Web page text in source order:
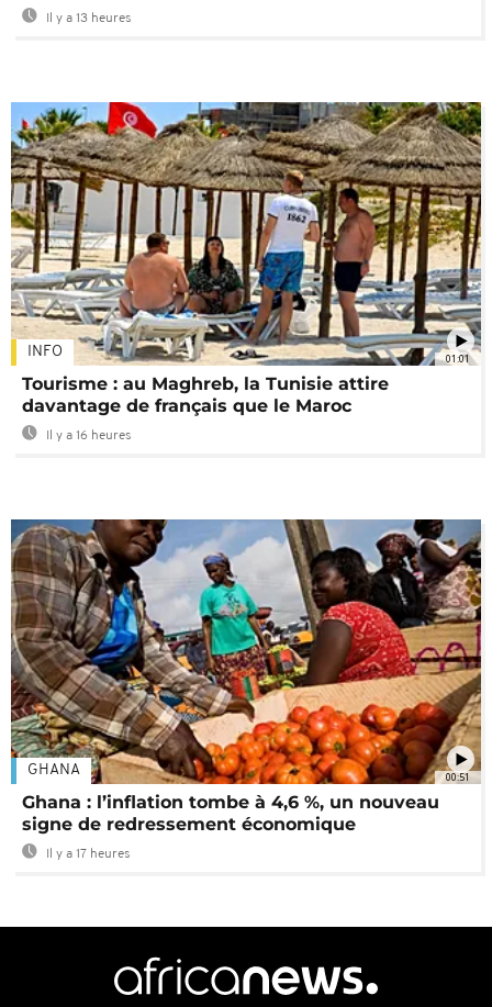
Il y a 13 heures
01:01
INFO
Tourisme : au Maghreb, la Tunisie attire
davantage de français que le Maroc
Il y a 16 heures
00:51
GHANA
Ghana : l’inflation tombe à 4,6 %, un nouveau
signe de redressement économique
Il y a 17 heures